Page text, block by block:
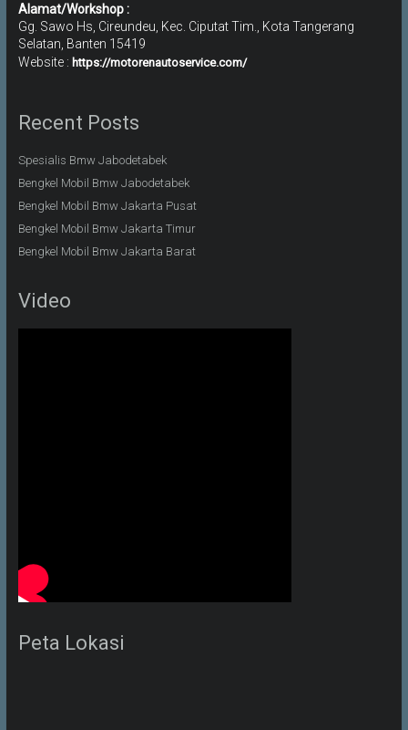
Alamat/Workshop :
Gg. Sawo Hs, Cireundeu, Kec. Ciputat Tim., Kota Tangerang
Selatan, Banten 15419
Website : https://motorenautoservice.com/
Recent Posts
Spesialis Bmw Jabodetabek
Bengkel Mobil Bmw Jabodetabek
Bengkel Mobil Bmw Jakarta Pusat
Bengkel Mobil Bmw Jakarta Timur
Bengkel Mobil Bmw Jakarta Barat
Video
Peta Lokasi